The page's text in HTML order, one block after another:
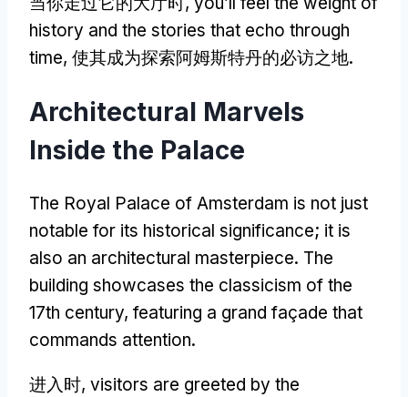
history and the stories that echo through
time, 使其成为探索阿姆斯特丹的必访之地.
Architectural Marvels
Inside the Palace
The Royal Palace of Amsterdam is not just
notable for its historical significance; it is
also an architectural masterpiece. The
building showcases the classicism of the
17th century, featuring a grand façade that
commands attention.
进入时, visitors are greeted by the